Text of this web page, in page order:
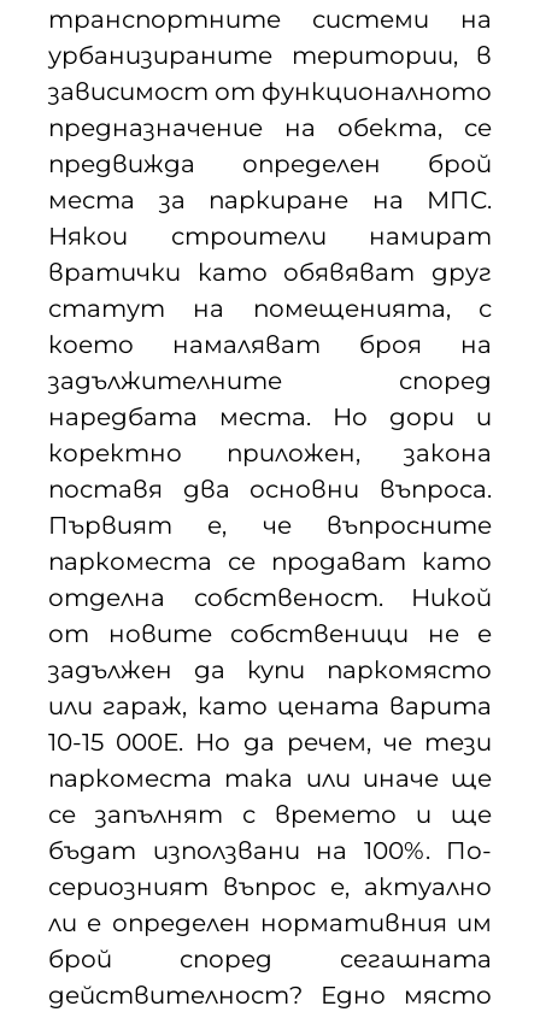
транспортните системи на
урбанизираните територии, в
зависимост от функционалното
предназначение на обекта, се
предвижда определен брой
места за паркиране на МПС.
Някои строители намират
вратички като обявяват друг
статут на помещенията, с
което намаляват броя на
задължителните според
наредбата места. Но дори и
коректно приложен, закона
поставя два основни въпроса.
Първият е, че въпросните
паркоместа се продават като
отделна собственост. Никой
от новите собственици не е
задължен да купи паркомясто
или гараж, като цената варита
10-15 000Е. Но да речем, че тези
паркоместа така или иначе ще
се запълнят с времето и ще
бъдат използвани на 100%. По-
сериозният въпрос е, актуално
ли е определен нормативния им
брой според сегашната
действителност? Едно място